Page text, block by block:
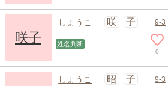
咲子
しょうこ 咲 子 9-3
姓名判断
0
しょうこ 昭 子 9-3